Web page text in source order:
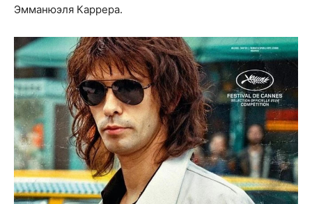
Эмманюэля Каррера.